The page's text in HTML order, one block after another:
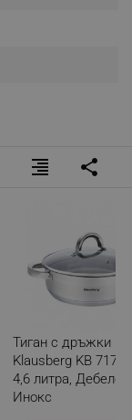
format_align_right share
Тиган с дръжки и
Klausberg KB
4,6 литра, Дебело
Инокс